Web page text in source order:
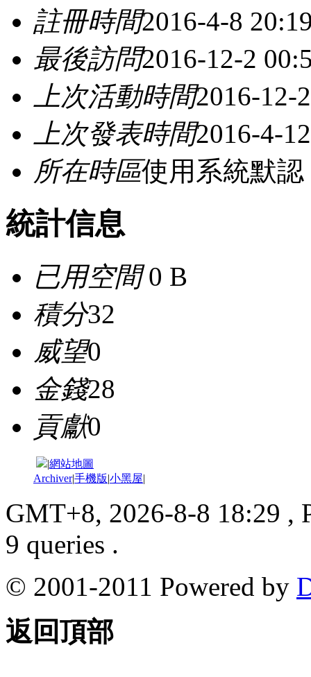
註冊時間2016-4-8
最後訪問2016-12-2
上次活動時間2016-12-
上次發表時間2016-4-
所在時區使用系統默認
統計信息
已用空間0 B
積分32
威望0
金錢28
貢獻0
|網站地圖
Archiver|手機版|小黑屋|
GMT+8, 2026-8-8 18:29 ,
9 queries .
© 2001-2011 Powered by
返回頂部